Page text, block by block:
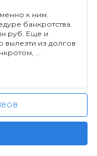
к ним.
банкротства.
руб. Еще и
вылезти из долгов